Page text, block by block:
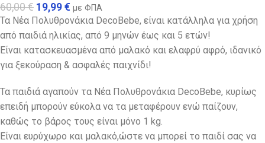
60,00€ 19,99€ με ΦΠΑ
Τα Νέα Πολυθρονάκια DecoBebe, είναι κατάλληλα για χρήση
από παιδιά ηλικίας, από 9 μηνών έως και 5 ετών!
Είναι κατασκευασμένα από μαλακό και ελαφρύ αφρό, ιδανικό
για ξεκούραση & ασφαλές παιχνίδι!
Τα παιδιά αγαπούν τα Νέα Πολυθρονάκια DecoBebe, κυρίως
επειδή μπορούν εύκολα να τα μεταφέρουν ενώ παίζουν,
καθώς το βάρος τους είναι μόνο 1 kg.
Eίναι ευρύχωρο και μαλακό,ώστε να μπορεί το παιδί σας να